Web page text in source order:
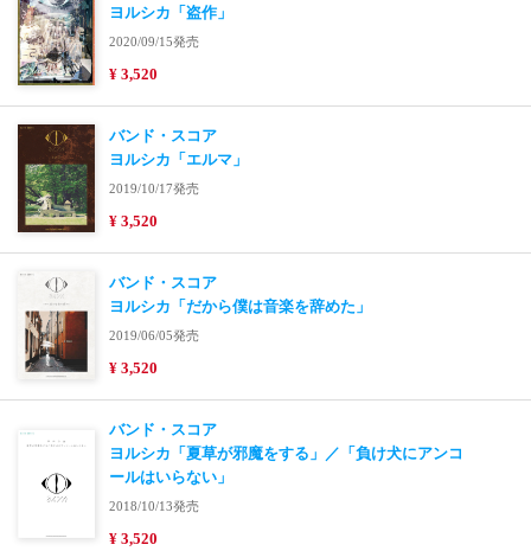
ヨルシカ「盗作」
2020/09/15発売
¥ 3,520
バンド・スコア
ヨルシカ「エルマ」
2019/10/17発売
¥ 3,520
バンド・スコア
ヨルシカ「だから僕は音楽を辞めた」
2019/06/05発売
¥ 3,520
バンド・スコア
ヨルシカ「夏草が邪魔をする」／「負け犬にアンコ
ールはいらない」
2018/10/13発売
¥ 3,520